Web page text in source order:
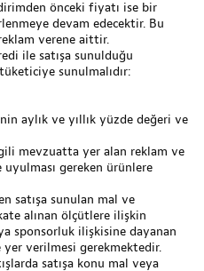
önceki fiyatı ise bir
devam edecektir. Bu
verene aittir.
ile satışa sunulduğu
sunulmalıdır:
aylık ve yıllık yüzde değeri ve
mevzuatta yer alan reklam ve
gereken ürünlere
satışa sunulan mal ve
alınan ölçütlere ilişkin
sponsorluk ilişkisine dayanan
yer verilmesi gerekmektedir.
satışa konu mal veya